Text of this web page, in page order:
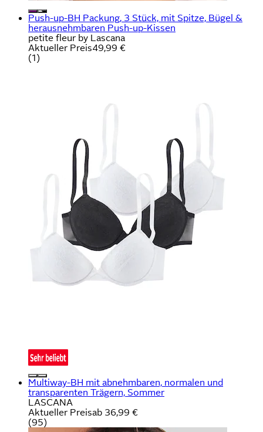
Push-up-BH Packung, 3 Stück, mit Spitze, Bügel &
herausnehmbaren Push-up-Kissen
petite fleur by Lascana
Aktueller Preis49,99 €
(1)
Multiway-BH mit abnehmbaren, normalen und
transparenten Trägern, Sommer
LASCANA
Aktueller Preisab 36,99 €
(95)